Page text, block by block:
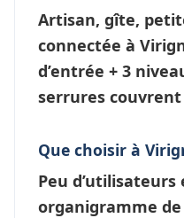
Artisan, gîte,
connectée à
d’entrée + 3
serrures
Que choisir à
Peu
organigramme de